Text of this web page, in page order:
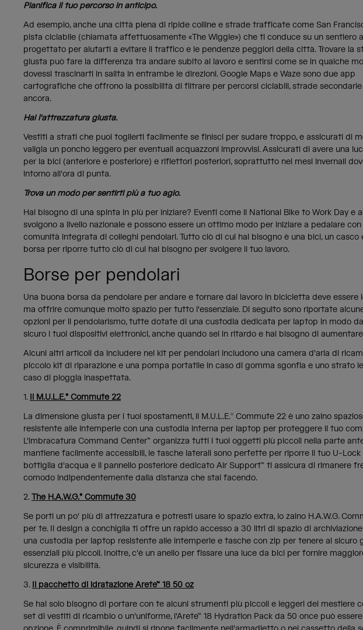
Pianifica il tuo percorso in anticipo.
Ad esempio, anche una città piena di ripide colline e strade trafficate come San
pista ciclabile (chiamata affettuosamente «The Wiggle») che ti conduce su un sentiero
progettato per aiutarti a evitare il traffico e le pendenze peggiori della città. Trovare la
giusta può fare la differenza tra andare subito al lavoro e sentirsi come se in qualche
dovessi trascinarti in salita in entrambe le direzioni. Google Maps e Waze sono due app
cartografiche che offrono la possibilità di filtrare per percorsi ciclabili, strade
ancora.
Hai l'attrezzatura giusta.
Vestiti a strati che puoi toglierti facilmente se finisci per sudare troppo, e assicurati di
valigia un poncho leggero per eventuali acquazzoni improvvisi. Assicurati di avere una
per la bici (anteriore e posteriore) e riflettori posteriori, soprattutto nei mesi invernali
intorno all'ora di punta.
Trova un modo per sentirti più a tuo agio.
Hai bisogno di una spinta in più per iniziare? Eventi come il National Bike to Work Day e
svolgono a livello nazionale e possono essere un ottimo modo per iniziare a pedalare con
comunità integrata di colleghi pendolari. Tutto ciò di cui hai bisogno è una bici, un casco
borsa per riporre tutto ciò di cui hai bisogno per svolgere il tuo lavoro.
Borse per pendolari
Una buona borsa da pendolare per andare e tornare dal lavoro in bicicletta deve essere
ma offrire comunque molto spazio per tutto l'essenziale. Di seguito sono riportate
opzioni per il pendolarismo, tutte dotate di una custodia dedicata per laptop in modo
sicuro i tuoi dispositivi elettronici, anche quando sei in ritardo e hai bisogno di
Alcuni altri articoli da includere nel kit per pendolari includono una camera d'aria di
piccolo kit di riparazione e una pompa portatile in caso di gomma sgonfia e uno strato
caso di pioggia inaspettata.
1. Il M.U.L.E.® Commute 22
La dimensione giusta per i tuoi spostamenti, il M.U.L.E.® Commute 22 è uno zaino
resistente alle intemperie con una custodia interna per laptop per proteggere il tuo
L'imbracatura Command Center™ organizza tutti i tuoi oggetti più piccoli nella parte
mantiene facilmente accessibili, le tasche laterali sono perfette per riporre il tuo U-Lock
bottiglia d'acqua e il pannello posteriore dedicato Air Support™ ti assicura di rimanere
comodo indipendentemente dalla distanza che stai facendo.
2.The H.A.W.G.® Commute 30
Se porti un po' più di attrezzatura e potresti usare lo spazio extra, lo zaino H.A.W.G.
per te. Il design a conchiglia ti offre un rapido accesso a 30 litri di spazio di
una custodia per laptop resistente alle intemperie e tasche con zip per tenere al sicuro
essenziali più piccoli. Inoltre, c'è un anello per fissare una luce da bici per fornire
sicurezza e visibilità.
3. Il pacchetto di idratazione Arete™ 18 50 oz
Se hai solo bisogno di portare con te alcuni strumenti più piccoli e leggeri del mestiere
set di vestiti di ricambio o un'uniforme, l'Arete™ 18 Hydration Pack da 50 once può